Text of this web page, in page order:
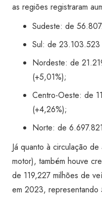
as regiões registraram
Sudeste: de
Sul: de
Nordeste: de
(+5,01%);
Centro-Oeste: de
(+4,26%);
Norte: de
Já quanto à circulação
motor), também houve
de 119,227 milhões de
em 2023, representando